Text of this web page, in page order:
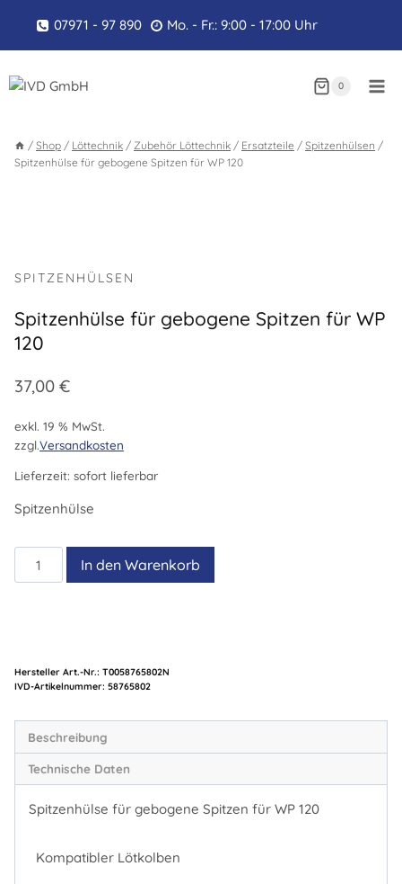
springen
07971 - 97 890 Mo. - Fr.: 9:00 - 17:00 Uhr
0
/ Shop / Löttechnik / Zubehör Löttechnik / Ersatzteile / Spitzenhülsen /
Spitzenhülse für gebogene Spitzen für WP 120
SPITZENHÜLSEN
Spitzenhülse für gebogene Spitzen für WP
120
37,00 €
exkl. 19 % MwSt.
zzgl.Versandkosten
Lieferzeit: sofort lieferbar
Spitzenhülse
Spitzenhülse
für
WP
120
In den Warenkorb
Hersteller Art.-Nr.: T0058765802N
Artikelnummer: 58765802
Beschreibung
Technische Daten
Spitzenhülse für gebogene Spitzen für WP 120
Kompatibler Lötkolben